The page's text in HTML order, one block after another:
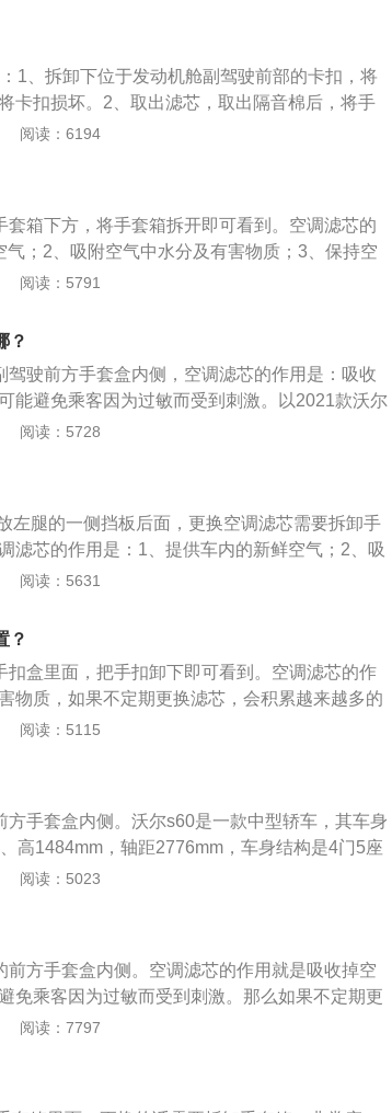
影响行车安全。
头指示，再安装时避免安反。
1、拆卸下位于发动机舱副驾驶前部的卡扣，将
卡扣损坏。2、取出滤芯，取出隔音棉后，将手
可将空调滤芯取出，这里要注意的是滤芯外侧有
厢。（2）分隔空气中,灰尘、花粉、研磨颗粒等
、煤烟、臭氧、异味、碳氧化物、SO2、CO
）使汽车玻璃不会蒙上水蒸气、使司乘人员视线
供新鲜空气，避免驾乘人员吸入有害气体，保障
5）保证驾乘室空气清洁而不滋生细菌，创造健
响行车安全。
阅读：6194
箱下方，将手套箱拆开即可看到。空调滤芯的
；2、吸附空气中水分及有害物质；3、保持空
卫生；4、过滤空气中的固体杂质。以2021款沃
265nm，与其匹配的是8挡手自一体变速箱。
阅读：5791
？
驶前方手套盒内侧，空调滤芯的作用是：吸收
能避免乘客因为过敏而受到刺激。以2021款沃尔
、宽1850mm、高1437mm，轴距为2872
265nm，与其匹配的是8挡手自一体变速箱。
阅读：5728
左腿的一侧挡板后面，更换空调滤芯需要拆卸手
滤芯的作用是：1、提供车内的新鲜空气；2、吸
持空气清洁不会滋生细菌，确保安全卫生；4、
、高1481mm，轴距为2856mm，油箱容积为6
量为1610kg。
阅读：5631
？
扣盒里面，把手扣卸下即可看到。空调滤芯的作
物质，如果不定期更换滤芯，会积累越来越多的
也不能发挥出正常水平，车内的细菌会滋生严
轴距为2872mm，采用了双外观设计，分别是亮
风格为主的运动版。沃尔沃s60在外观上，侧雾
了全LED灯源，保险杠底部采用了双边共两出的
阅读：5115
手套盒内侧。沃尔s60是一款中型轿车，其车身
高1484mm，轴距2776mm，车身结构是4门5座
马力L4发动机，配有8挡手自一体变速箱，匹配
悬架，驱动方式是驱动方式。
阅读：5023
方手套盒内侧。空调滤芯的作用就是吸收掉空
免乘客因为过敏而受到刺激。那么如果不定期更
有害杂质，并且滤芯的过滤效果也不能发挥出正
会有一种以为，所以定时更换空调滤芯是有必要
滤芯呢，首先我们要拆开变速箱的边板，然后就
阅读：7797